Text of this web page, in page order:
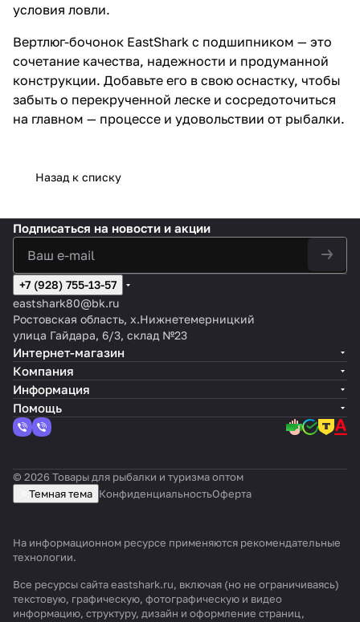
условия ловли.
Вертлюг-бочонок EastShark с подшипником — это
сочетание качества, надежности и продуманной
конструкции. Добавьте его в свою оснастку, чтобы
забыть о перекрученной леске и сосредоточиться
на главном — процессе и удовольствии от рыбалки.
Назад к списку
Подписаться на новости и акции
+7 (928) 755-13-57
eastshark80@bk.ru
Ростовская область, х.Нижнетемерницкий
улица Гайдара, 6/3, склад №23
Интернет-магазин
Компания
Информация
Помощь
© 2026 Товары для рыбалки и туризма оптом
Темная тема КонфиденциальностьОферта
На информационном ресурсе применяются рекомендательные
технологии.
Все ресурсы сайта eastshark.ru, включая (но не ограничиваясь)
текстовую, графическую, фотографическую и видео
информацию, структуру, дизайн и оформление страниц,